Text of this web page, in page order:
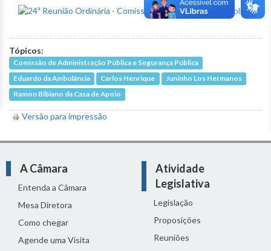
Tópicos:
Comissão de Administração Pública e Segurança Pública
Eduardo da Ambulância
Carlos Henrique
Juninho Los Hermanos
Ramon Bibiano da Casa de Apoio
Versão para impressão
A Câmara
Entenda a Câmara
Mesa Diretora
Como chegar
Agende uma Visita
Atividade
Legislativa
Legislação
Proposições
Reuniões